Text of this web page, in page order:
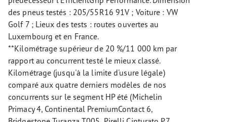
des pneus testés : 205/55R16 91V ; Voiture : VW
Golf 7 ; Lieux des tests : routes ouvertes au
Luxembourg et en France.
**Kilométrage supérieur de 20 %/11 000 km par
rapport au concurrent testé le mieux classé.
Kilométrage (jusqu'à la limite d'usure légale)
comparé aux quatre derniers modèles de nos
concurrents sur le segment HP été (Michelin
Primacy 4, Continental PremiumContact 6,